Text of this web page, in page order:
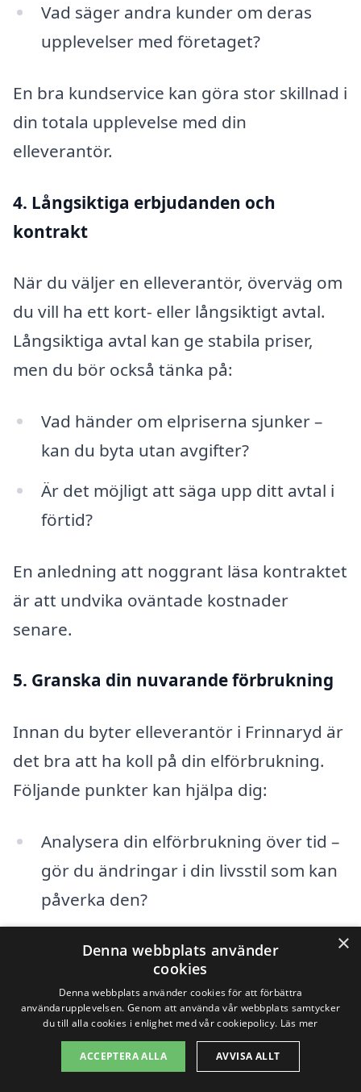
Vad säger andra kunder om deras
upplevelser med företaget?
En bra kundservice kan göra stor skillnad i
din totala upplevelse med din
elleverantör.
4. Långsiktiga erbjudanden och
kontrakt
När du väljer en elleverantör, överväg om
du vill ha ett kort- eller långsiktigt avtal.
Långsiktiga avtal kan ge stabila priser,
men du bör också tänka på:
Vad händer om elpriserna sjunker –
kan du byta utan avgifter?
Är det möjligt att säga upp ditt avtal i
förtid?
En anledning att noggrant läsa kontraktet
är att undvika oväntade kostnader
senare.
5. Granska din nuvarande förbrukning
Innan du byter elleverantör i Frinnaryd är
det bra att ha koll på din elförbrukning.
Följande punkter kan hjälpa dig:
Analysera din elförbrukning över tid –
gör du ändringar i din livsstil som kan
påverka den?
Identifiera högförbrukande apparater
och överväg energieffektivisering.
Genom att förstå din förbrukning kan du
välja rätt avtal som passar just dina
behov.
×
Denna webbplats använder
cookies
Denna webbplats använder cookies för att förbättra
användarupplevelsen. Genom att använda vår webbplats samtycker
du till alla cookies i enlighet med vår cookiepolicy. Läs mer
ACCEPTERA ALLA AVVISA ALLT